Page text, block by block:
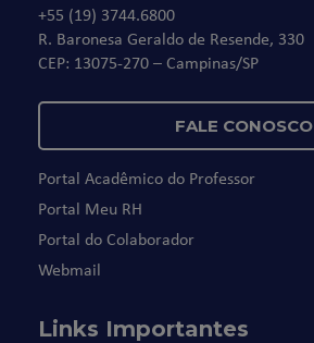
+55 (19) 3744.6800
R. Baronesa Geraldo de Resende, 330
CEP: 13075-270 – Campinas/SP
FALE CONOSCO
Portal Acadêmico do Professor
Portal Meu RH
Portal do Colaborador
Webmail
Links Importantes